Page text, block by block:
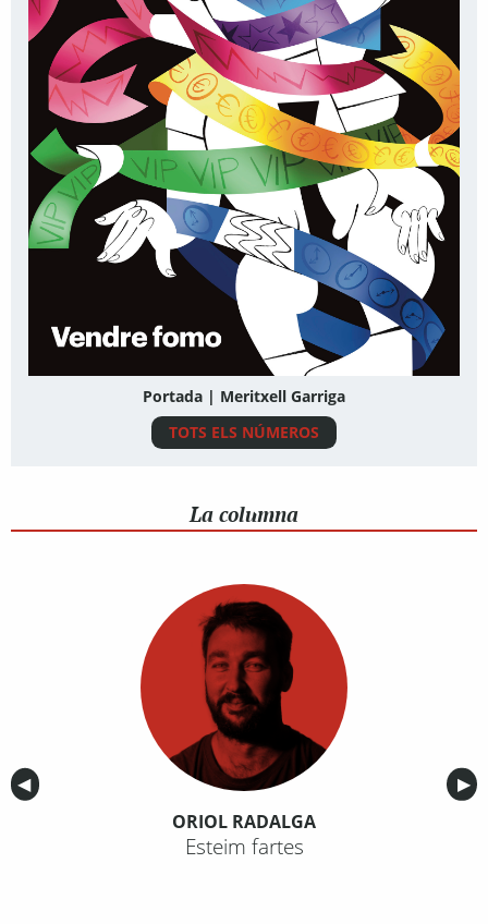
Portada | Meritxell Garriga
TOTS ELS NÚMEROS
La columna
Anterior
◀︎ ▶︎
ORIOL RADALGA
Esteim fartes